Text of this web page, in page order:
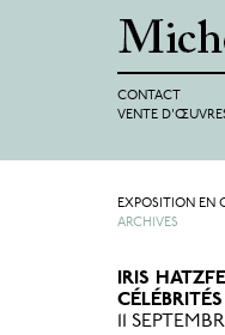
CONTACT
VENTE
EXPOSITION EN
ARCHIVES
IRIS
CÉLÉBRITÉS
11